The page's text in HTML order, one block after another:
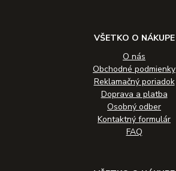
VŠETKO O NÁKUPE
O nás
Obchodné podmienky
Reklamačný poriadok
Doprava a platba
Osobný odber
Kontaktný formulár
FAQ